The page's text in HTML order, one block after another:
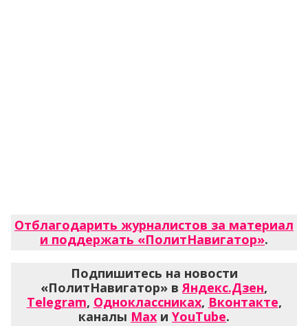
Отблагодарить журналистов за материал
и поддержать «ПолитНавигатор».
Подпишитесь на новости
«ПолитНавигатор» вЯндекс.Дзен,
Telegram, Одноклассниках, Вконтакте,
каналы Max и YouTube.